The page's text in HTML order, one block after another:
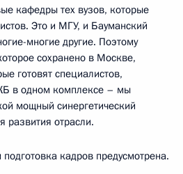
кафедры тех вузов, которые
Это и МГУ, и Бауманский
многие другие. Поэтому
сохранено в Москве,
готовят специалистов,
в одном комплексе – мы
мощный синергетический
развития отрасли.
кадров предусмотрена.